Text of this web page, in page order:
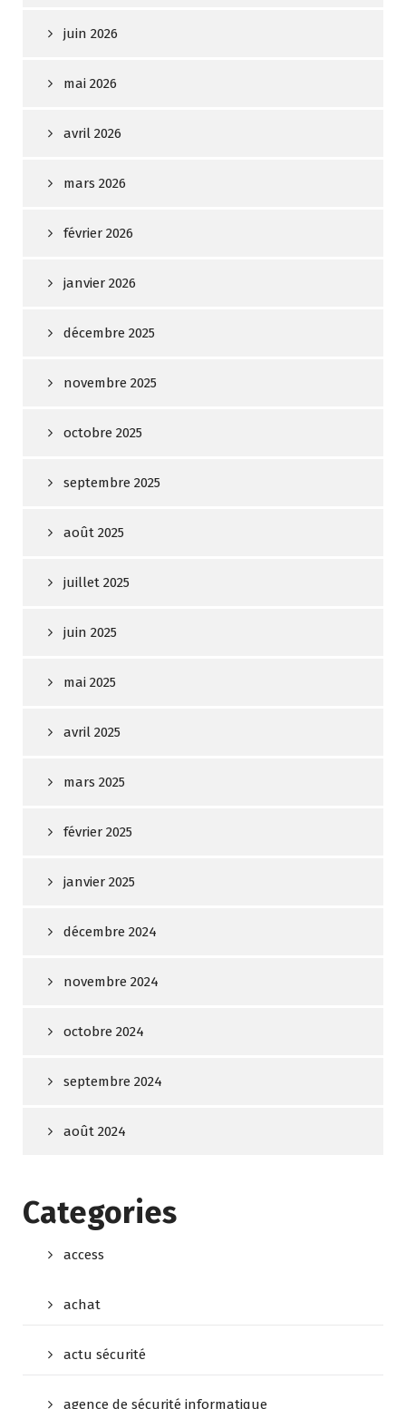
juin 2026
mai 2026
avril 2026
mars 2026
février 2026
janvier 2026
décembre 2025
novembre 2025
octobre 2025
septembre 2025
août 2025
juillet 2025
juin 2025
mai 2025
avril 2025
mars 2025
février 2025
janvier 2025
décembre 2024
novembre 2024
octobre 2024
septembre 2024
août 2024
Categories
access
achat
actu sécurité
agence de sécurité informatique